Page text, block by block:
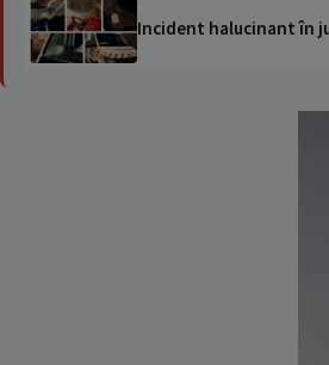
Incident halucinant în